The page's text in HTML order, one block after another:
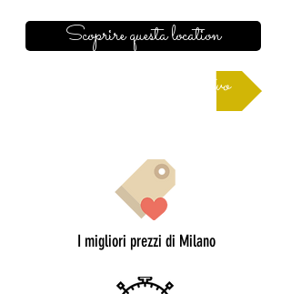
Scoprire questa location
Richiedere un preventivo
I migliori prezzi di Milano